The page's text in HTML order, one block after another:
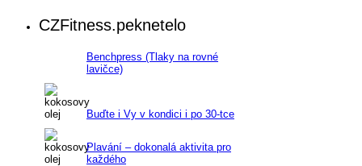
CZFitness.peknetelo
Benchpress (Tlaky na rovné
lavičce)
Buďte i Vy v kondici i po 30-tce
Plavání – dokonalá aktivita pro
každého